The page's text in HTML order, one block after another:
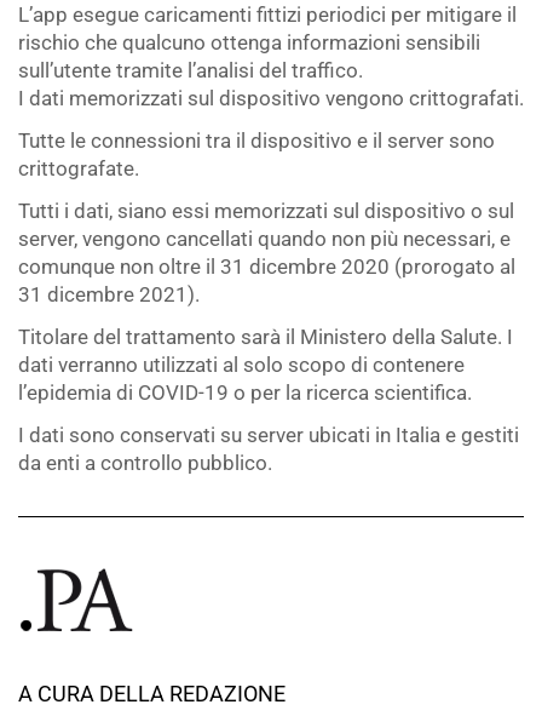
L’app esegue caricamenti fittizi periodici per mitigare il
rischio che qualcuno ottenga informazioni sensibili
sull’utente tramite l’analisi del traffico.
I dati memorizzati sul dispositivo vengono crittografati.
Tutte le connessioni tra il dispositivo e il server sono
crittografate.
Tutti i dati, siano essi memorizzati sul dispositivo o sul
server, vengono cancellati quando non più necessari, e
comunque non oltre il 31 dicembre 2020 (prorogato al
31 dicembre 2021).
Titolare del trattamento sarà il Ministero della Salute. I
dati verranno utilizzati al solo scopo di contenere
l’epidemia di COVID-19 o per la ricerca scientifica.
I dati sono conservati su server ubicati in Italia e gestiti
da enti a controllo pubblico.
A CURA DELLA REDAZIONE